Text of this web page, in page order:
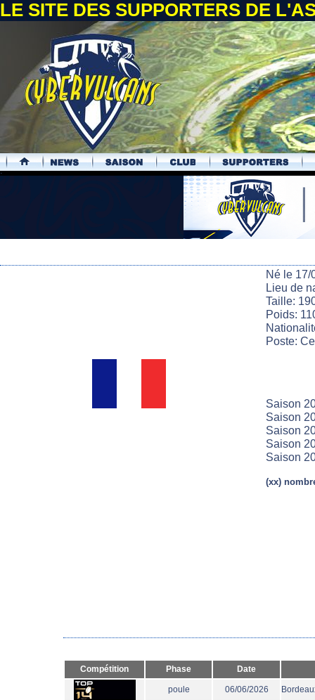
LE SITE DES SUPPORTERS DE
.
Né le 17/
Lieu de
Taille:
Poids:
Poste:
Saison
Saison
Saison
Saison
Saison
(xx)
Compétition Phase Date
poule 06/06/2026